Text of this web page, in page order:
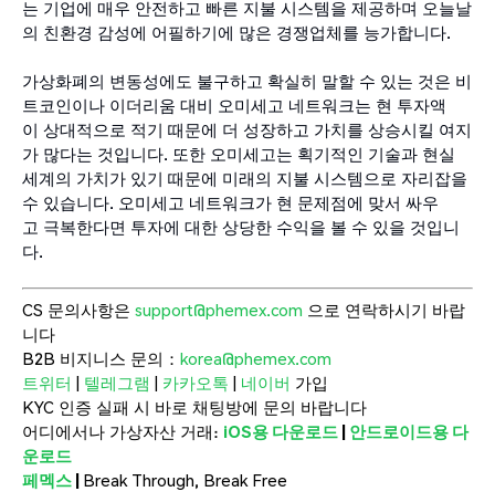
는 기업에 매우 안전하고 빠른 지불 시스템을 제공하며 오늘날
의 친환경 감성에 어필하기에 많은 경쟁업체를 능가합니다.
가상화폐의 변동성에도 불구하고 확실히 말할 수 있는 것은 비
트코인이나 이더리움 대비 오미세고 네트워크는 현 투자액
이 상대적으로 적기 때문에 더 성장하고 가치를 상승시킬 여지
가 많다는 것입니다. 또한 오미세고는 획기적인 기술과 현실
세계의 가치가 있기 때문에 미래의 지불 시스템으로 자리잡을
수 있습니다. 오미세고 네트워크가 현 문제점에 맞서 싸우
고 극복한다면 투자에 대한 상당한 수익을 볼 수 있을 것입니
다.
CS 문의사항은 support@phemex.com 으로 연락하시기 바랍
니다
B2B 비지니스 문의： korea@phemex.com
트위터 | 텔레그램 | 카카오톡 | 네이버 가입
KYC 인증 실패 시 바로 채팅방에 문의 바랍니다
어디에서나 가상자산 거래: iOS용 다운로드 | 안드로이드용 다
운로드
페멕스 | Break Through, Break Free